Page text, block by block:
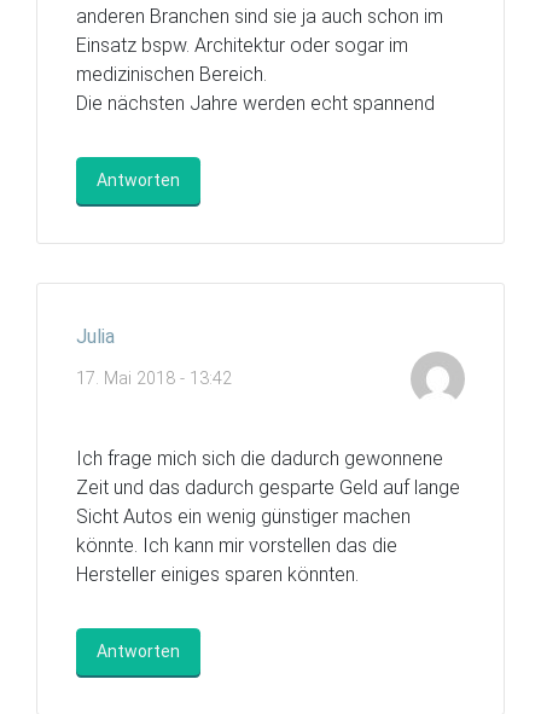
anderen Branchen sind sie ja auch schon im
Einsatz bspw. Architektur oder sogar im
medizinischen Bereich.
Die nächsten Jahre werden echt spannend
Antworten
Julia
17. Mai 2018 - 13:42
Ich frage mich sich die dadurch gewonnene
Zeit und das dadurch gesparte Geld auf lange
Sicht Autos ein wenig günstiger machen
könnte. Ich kann mir vorstellen das die
Hersteller einiges sparen könnten.
Antworten